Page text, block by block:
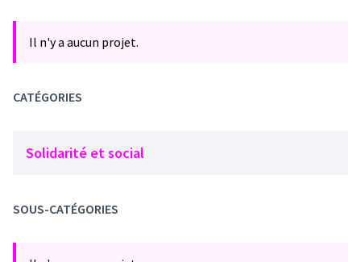
Il n'y a aucun projet.
CATÉGORIES
Solidarité et social
SOUS-CATÉGORIES